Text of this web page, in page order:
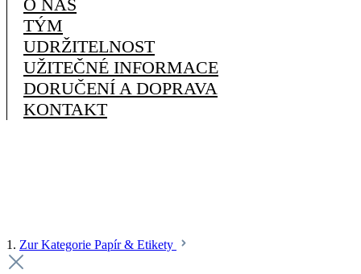
O NÁS
TÝM
UDRŽITELNOST
UŽITEČNÉ INFORMACE
DORUČENÍ A DOPRAVA
KONTAKT
1. Zur Kategorie Papír & Etikety